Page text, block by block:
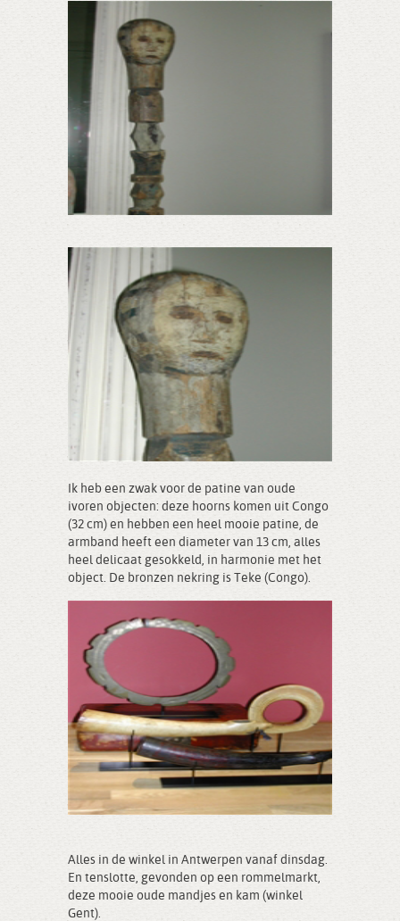
Ik heb een zwak voor de patine van oude
ivoren objecten: deze hoorns komen uit Congo
(32 cm) en hebben een heel mooie patine, de
armband heeft een diameter van 13 cm, alles
heel delicaat gesokkeld, in harmonie met het
object. De bronzen nekring is Teke (Congo).
Alles in de winkel in Antwerpen vanaf dinsdag.
En tenslotte, gevonden op een rommelmarkt,
deze mooie oude mandjes en kam (winkel
Gent).